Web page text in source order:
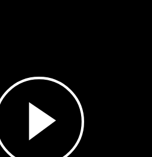
Esita
video